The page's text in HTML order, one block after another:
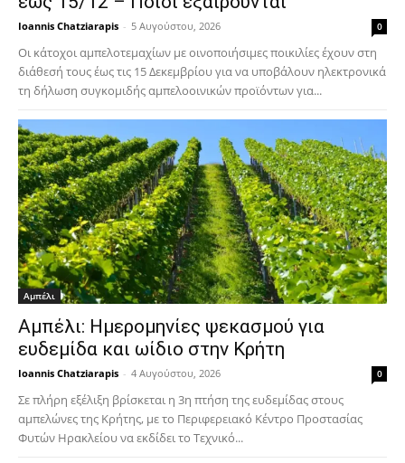
Ioannis Chatziarapis - 5 Αυγούστου, 2026 0
Οι κάτοχοι αμπελοτεμαχίων με οινοποιήσιμες ποικιλίες έχουν στη
διάθεσή τους έως τις 15 Δεκεμβρίου για να υποβάλουν ηλεκτρονικά
τη δήλωση συγκομιδής αμπελοοινικών προϊόντων για...
Αμπέλι
Αμπέλι: Ημερομηνίες ψεκασμού για
ευδεμίδα και ωίδιο στην Κρήτη
Ioannis Chatziarapis - 4 Αυγούστου, 2026 0
Σε πλήρη εξέλιξη βρίσκεται η 3η πτήση της ευδεμίδας στους
αμπελώνες της Κρήτης, με το Περιφερειακό Κέντρο Προστασίας
Φυτών Ηρακλείου να εκδίδει το Τεχνικό...